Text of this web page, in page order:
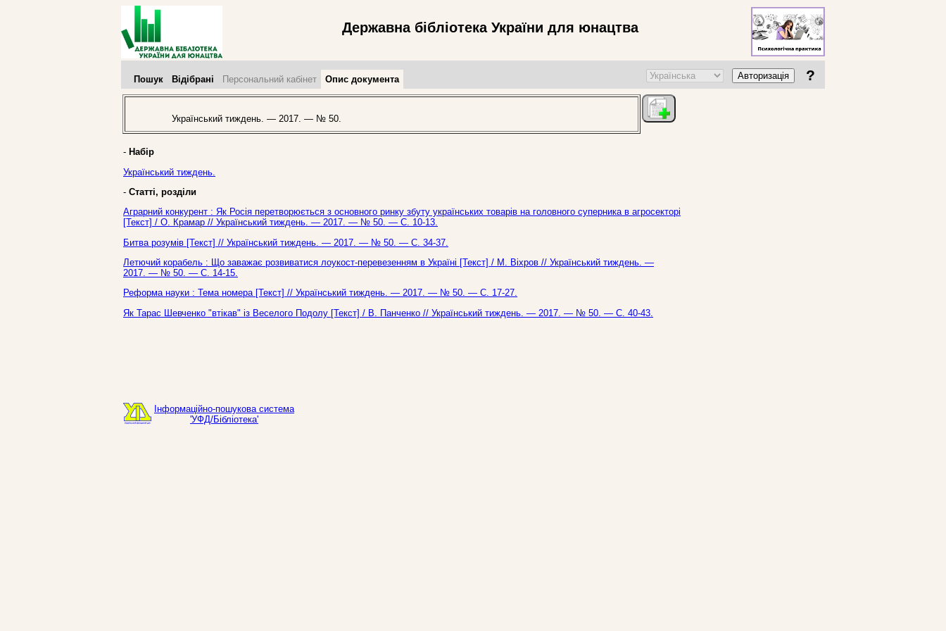
Державна бібліотека України для юнацтва
Пошук Відібрані Персональний кабінет Опис документа Авторизація ?
Український тиждень. — 2017. — № 50.
- Набір
Український тиждень.
- Статті, розділи
Аграрний конкурент : Як Росія перетворюється з основного ринку збуту українських товарів на головного суперника в агросекторі
[Текст] / О. Крамар // Український тиждень. — 2017. — № 50. — С. 10-13.
Битва розумів [Текст] // Український тиждень. — 2017. — № 50. — С. 34-37.
Летючий корабель : Що заважає розвиватися лоукост-перевезенням в Україні [Текст] / М. Віхров // Український тиждень. —
2017. — № 50. — С. 14-15.
Реформа науки : Тема номера [Текст] // Український тиждень. — 2017. — № 50. — С. 17-27.
Як Тарас Шевченко "втікав" із Веселого Подолу [Текст] / В. Панченко // Український тиждень. — 2017. — № 50. — С. 40-43.
Інформаційно-пошукова система
'УФД/Бібліотека'